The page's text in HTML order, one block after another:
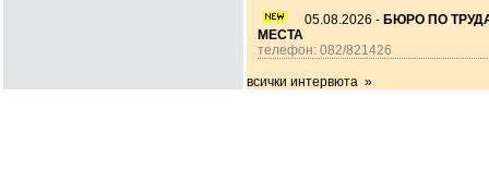
05.08.2026 - БЮРО ПО
МЕСТА
телефон: 082/821426
всички интервюта »